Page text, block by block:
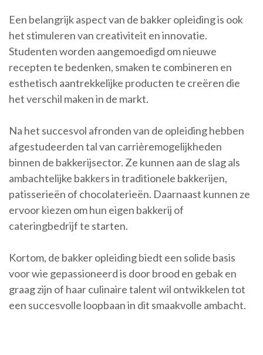
Een belangrijk aspect van de bakker opleiding is ook
het stimuleren van creativiteit en innovatie.
Studenten worden aangemoedigd om nieuwe
recepten te bedenken, smaken te combineren en
esthetisch aantrekkelijke producten te creëren die
het verschil maken in de markt.
Na het succesvol afronden van de opleiding hebben
afgestudeerden tal van carrièremogelijkheden
binnen de bakkerijsector. Ze kunnen aan de slag als
ambachtelijke bakkers in traditionele bakkerijen,
patisserieën of chocolaterieën. Daarnaast kunnen ze
ervoor kiezen om hun eigen bakkerij of
cateringbedrijf te starten.
Kortom, de bakker opleiding biedt een solide basis
voor wie gepassioneerd is door brood en gebak en
graag zijn of haar culinaire talent wil ontwikkelen tot
een succesvolle loopbaan in dit smaakvolle ambacht.